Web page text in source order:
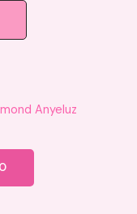
Anyeluz